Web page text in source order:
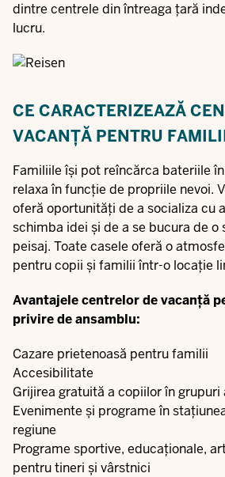
dintre centrele din întreaga țară
lucru.
CE CARACTERIZEAZĂ
VACANȚĂ PENTRU
Familiile își pot reîncărca bateriile
relaxa în funcție de propriile nevoi.
oferă oportunități de a socializa cu
schimba idei și de a se bucura de o
peisaj. Toate casele oferă o
pentru copii și familii într-o locație
Avantajele centrelor de vacanță
privire de ansamblu:
Cazare prietenoasă pentru familii
Accesibilitate
Grijirea gratuită a copiilor în grupuri
Evenimente și programe în
regiune
Programe sportive, educaționale,
pentru tineri și vârstnici